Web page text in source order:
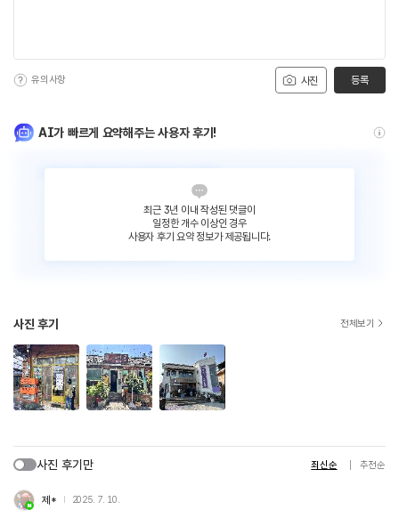
사진
유의사항 등록
AI가 빠르게 요약해주는 사용자 후기!
최근 3년 이내 작성된 댓글이
일정한 개수 이상인 경우
사용자 후기 요약 정보가 제공됩니다.
사진 후기 전체보기
사진 후기만 최신순 추천순
제* 2025. 7. 10.